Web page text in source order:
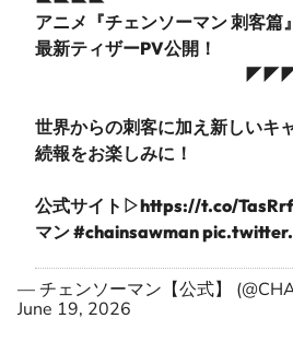
アニメ『チェンソーマン 刺客篇』
最新ティザーPV公開！
世界からの刺客に加え新しいキ
続報をお楽しみに！
公式サイト▷https://t.co/
マン#chainsawman
— チェンソーマン【公式】
June 19, 2026